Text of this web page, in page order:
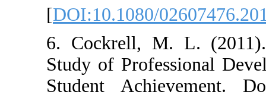
[DOI:10.1080/
6. Cockrell, M. L.
Study of
Student